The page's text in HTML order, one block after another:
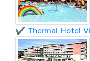
✔️ Thermal Hotel